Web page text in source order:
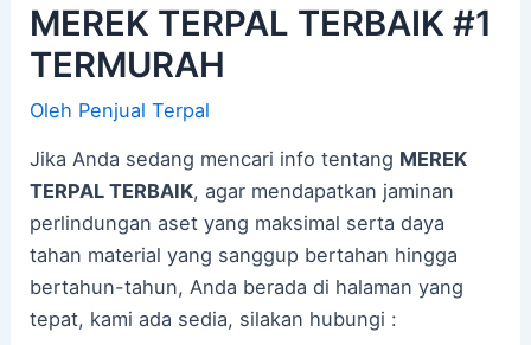
MEREK TERPAL TERBAIK #1
TERMURAH
Oleh Penjual Terpal
Jika Anda sedang mencari info tentang MEREK
TERPAL TERBAIK, agar mendapatkan jaminan
perlindungan aset yang maksimal serta daya
tahan material yang sanggup bertahan hingga
bertahun-tahun, Anda berada di halaman yang
tepat, kami ada sedia, silakan hubungi :